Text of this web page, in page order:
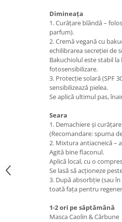
Dimineața
1. Curățare blândă –
parfum).
2. Cremă vegană cu
echilibrarea secreției de
Bakuchiolul este stabil
fotosensibilizare.
3. Protecție solară (SPF
sensibilizează pielea.
Se aplică ultimul pas,
Seara
1. Demachiere și
(Recomandare: spuma
2. Mixtura antiacneică –
Agită bine flaconul.
Aplică local, cu o
Se lasă să acționeze
3. După absorbție (sau
toată fața pentru
1-2 ori pe săptămână
Masca Caolin & Cărbune